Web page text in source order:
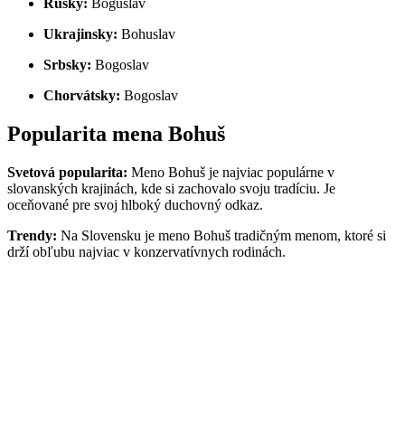
Ukrajinsky: Bohuslav
Srbsky: Bogoslav
Chorvátsky: Bogoslav
Popularita mena Bohuš
Svetová popularita: Meno Bohuš je najviac populárne v
slovanských krajinách, kde si zachovalo svoju tradíciu. Je
oceňované pre svoj hlboký duchovný odkaz.
Trendy: Na Slovensku je meno Bohuš tradičným menom, ktoré si
drží obľubu najviac v konzervatívnych rodinách.